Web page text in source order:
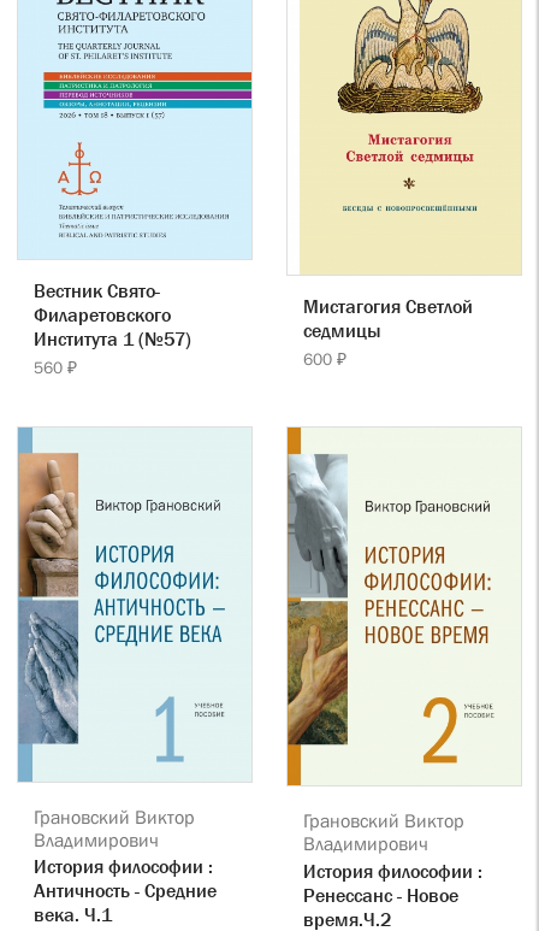
Вестник Свято-
Филаретовского
Института 1 (№57)
560 ₽
Мистагогия Светлой
седмицы
600 ₽
Грановский Виктор
Владимирович
История философии :
Античность - Средние
века. Ч.1
Грановский Виктор
Владимирович
История философии :
Ренессанс - Новое
время.Ч.2